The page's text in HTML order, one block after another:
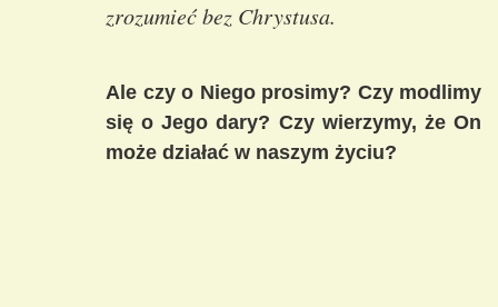
zrozumieć bez Chrystusa.
Ale czy o Niego prosimy? Czy modlimy
się o Jego dary? Czy wierzymy, że On
może działać w naszym życiu?